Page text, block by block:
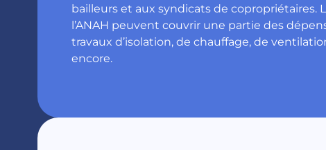
bailleurs et aux syndicats de copropriétaires.
l’ANAH peuvent couvrir une partie des
travaux d’isolation, de chauffage, de
encore.